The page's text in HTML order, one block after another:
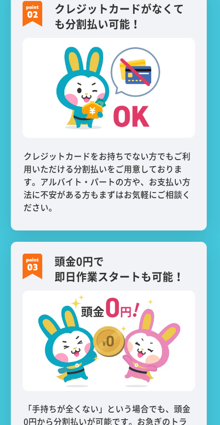
クレジットカードがなくて
も分割払い可能！
クレジットカードをお持ちでない方でもご利
用いただける分割払いをご用意しておりま
す。アルバイト・パートの方や、お支払い方
法に不安がある方もまずはお気軽にご相談く
ださい。
頭金0円で
即日作業スタートも可能！
「手持ちが全くない」という場合でも、頭金
0円から分割払いが可能です。お急ぎのトラ